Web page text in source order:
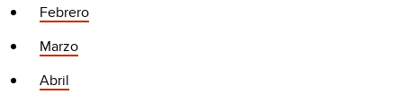
Febrero
Marzo
Abril